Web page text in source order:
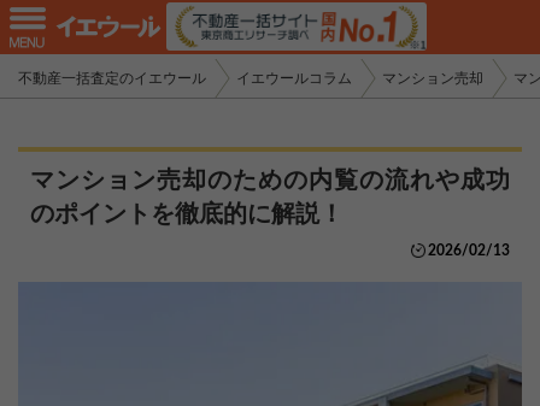
不動産一括査定のイエウール イエウールコラム マンション売却 マ
マンション売却のための内覧の流れや成功
のポイントを徹底的に解説！
2026/02/13